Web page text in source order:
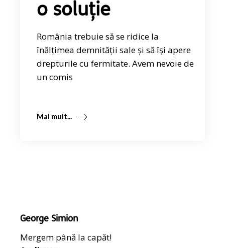
o soluție
România trebuie să se ridice la
înălțimea demnității sale și să își apere
drepturile cu fermitate. Avem nevoie de
un comis
Mai mult...
George Simion
Mergem până la capăt!